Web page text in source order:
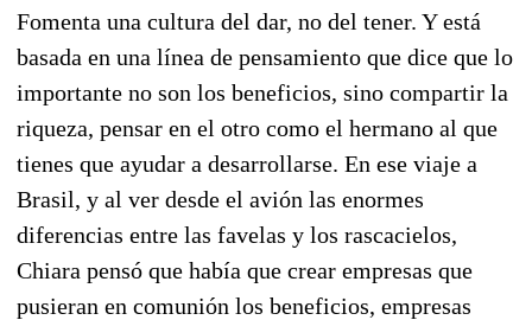
Fomenta una cultura del dar, no del tener. Y está
basada en una línea de pensamiento que dice que lo
importante no son los beneficios, sino compartir la
riqueza, pensar en el otro como el hermano al que
tienes que ayudar a desarrollarse. En ese viaje a
Brasil, y al ver desde el avión las enormes
diferencias entre las favelas y los rascacielos,
Chiara pensó que había que crear empresas que
pusieran en comunión los beneficios, empresas